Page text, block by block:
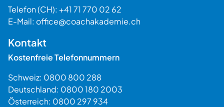
Telefon (CH): +41 71 770 02 62
E-Mail: office@coachakademie.ch
Kontakt
Kostenfreie Telefonnummern
Schweiz: 0800 800 288
Deutschland: 0800 180 2003
Österreich: 0800 297 934